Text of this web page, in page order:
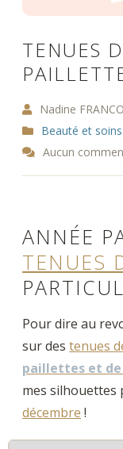
TENUES
Nadine
Beauté et
Aucun
ANNÉE
TENUES
Pour dire au
sur destenues
paillettes et
mes
décembre !